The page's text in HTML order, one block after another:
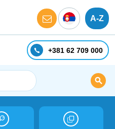
A-Z
+381 62 709 000